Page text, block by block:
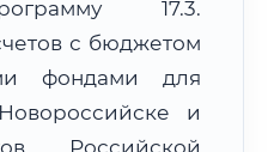
увеличения и просмотра
17.3.
с бюджетом
фондами для
и
Российской